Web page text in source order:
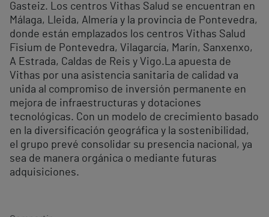
Gasteiz. Los centros Vithas Salud se encuentran en
Málaga, Lleida, Almería y la provincia de Pontevedra,
donde están emplazados los centros Vithas Salud
Fisium de Pontevedra, Vilagarcía, Marín, Sanxenxo,
A Estrada, Caldas de Reis y Vigo.La apuesta de
Vithas por una asistencia sanitaria de calidad va
unida al compromiso de inversión permanente en
mejora de infraestructuras y dotaciones
tecnológicas. Con un modelo de crecimiento basado
en la diversificación geográfica y la sostenibilidad,
el grupo prevé consolidar su presencia nacional, ya
sea de manera orgánica o mediante futuras
adquisiciones.